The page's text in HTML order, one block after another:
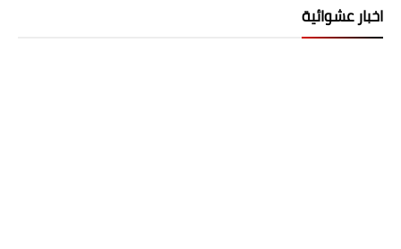
اخبار عشوائية